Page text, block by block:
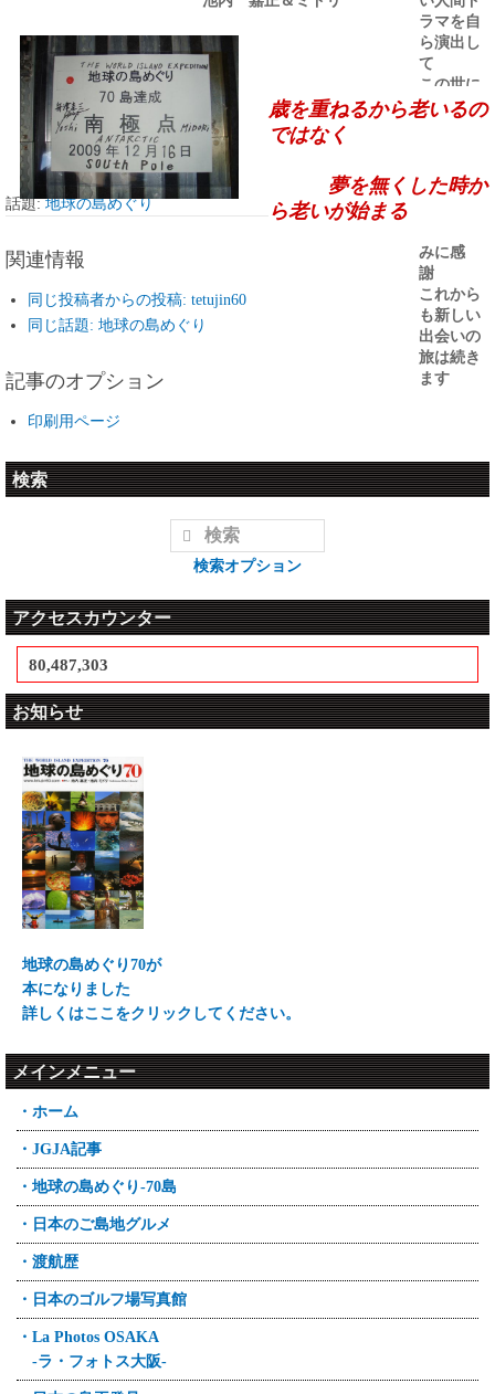
歳を重ねるから老いるの
ではなく
夢を無くした時か
ら老いが始まる
ラマを自
ら演出し
て
この世に
生を受け
た事に感
旅の出会
みに感
謝
これから
も新しい
出会いの
旅は続き
ます
話題:地球の島めぐり
関連情報
同じ投稿者からの投稿: tetujin60
同じ話題: 地球の島めぐり
記事のオプション
印刷用ページ
検索
検索オプション
アクセスカウンター
80,487,303
お知らせ
地球の島めぐり70が
本になりました
詳しくはここをクリックしてください。
メインメニュー
・ホーム
・JGJA記事
・地球の島めぐり-70島
・日本のご島地グルメ
・渡航歴
・日本のゴルフ場写真館
・La Photos OSAKA
-ラ・フォトス大阪-